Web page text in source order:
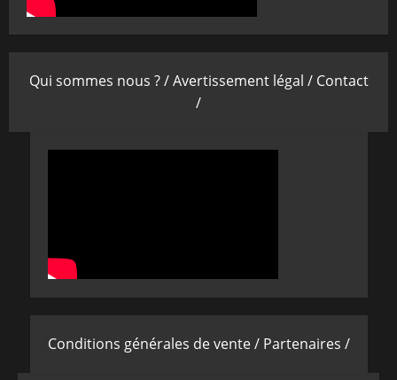
Qui sommes nous ? /Avertissement légal / Contact
/
Conditions générales de vente / Partenaires /